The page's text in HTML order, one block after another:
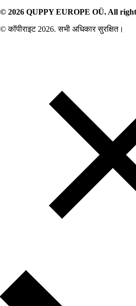
© 2026 QUPPY EUROPE OÜ. All
© कॉपीराइट 2026. सभी अधिकार सुरक्षित।